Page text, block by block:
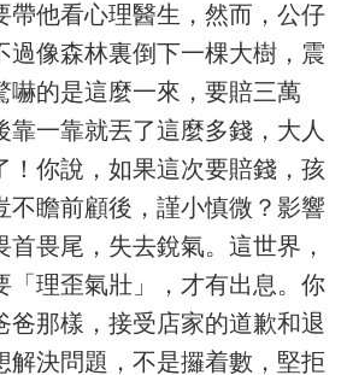
帶他看心理醫生，然而，公仔
過像森林裏倒下一棵大樹，震
嚇的是這麼一來，要賠三萬
靠一靠就丟了這麼多錢，大人
！你說，如果這次要賠錢，孩
不瞻前顧後，謹小慎微？影響
首畏尾，失去銳氣。這世界，
「理歪氣壯」，才有出息。你
爸那樣，接受店家的道歉和退
解決問題，不是攞着數，堅拒